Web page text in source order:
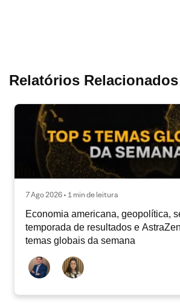
Relatórios Relacionados
7 Ago 2026 • 1 min de leitura
Economia americana, geopolítica,
temporada de resultados e
temas globais da semana